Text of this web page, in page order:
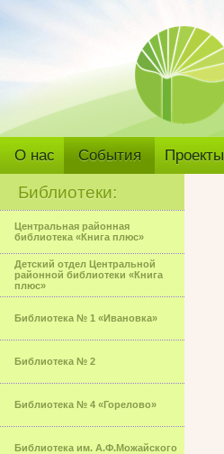
О нас События Проекты
Библиотеки:
Центральная районная
библиотека «Книга плюс»
Детский отдел Центральной
районной библиотеки «Книга
плюс»
Библиотека № 1 «Ивановка»
Библиотека № 2
Библиотека № 4 «Горелово»
Библиотека им. А.Ф.Можайского